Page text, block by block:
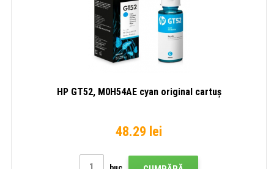
HP GT52, M0H54AE cyan original cartuș
48.29 lei
buc